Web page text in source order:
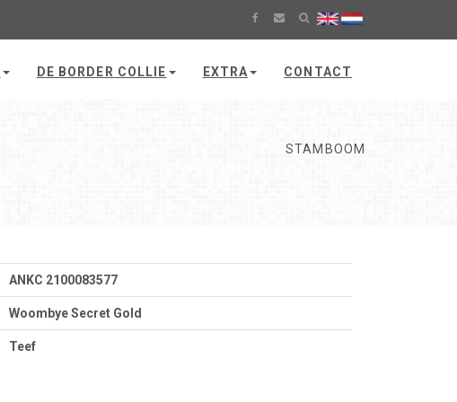
DE BORDER COLLIE EXTRA CONTACT
STAMBOOM
ANKC 2100083577
Woombye Secret Gold
Teef